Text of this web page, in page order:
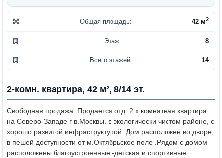
Общая площадь: 42 м2
Этаж: 8
Всего этажей: 14
2-комн. квартира, 42 м², 8/14 эт.
Свободная продажа. Продается отд .2 х комнатная квартира
на Северо-Западе г в.Москвы. в экологически чистом районе, с
хорошо развитой инфраструктурой. Дом расположен во дворе,
в пешей доступности от м.Октябрьское поле .Рядом с домом
расположены благоустроенные -детская и спортивные